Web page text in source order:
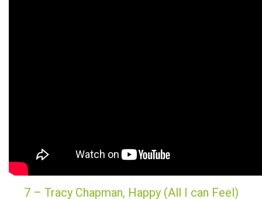
7 – Tracy Chapman, Happy (All I can Feel)